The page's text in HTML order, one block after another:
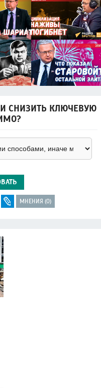
СНИЗИТЬ КЛЮЧЕВУЮ
МНЕНИЯ (0)